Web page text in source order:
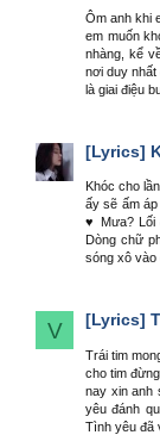
Ôm anh khi
em muốn
nhàng, kể
nơi duy
là giai điệu
[Lyrics]
Khóc cho
ấy sẽ ấm
♥ Mưa? Lối
Dòng chữ
sóng xô vào
V [Lyrics]
Trái tim
cho tim
nay xin anh
yêu đánh
Tình yêu đã